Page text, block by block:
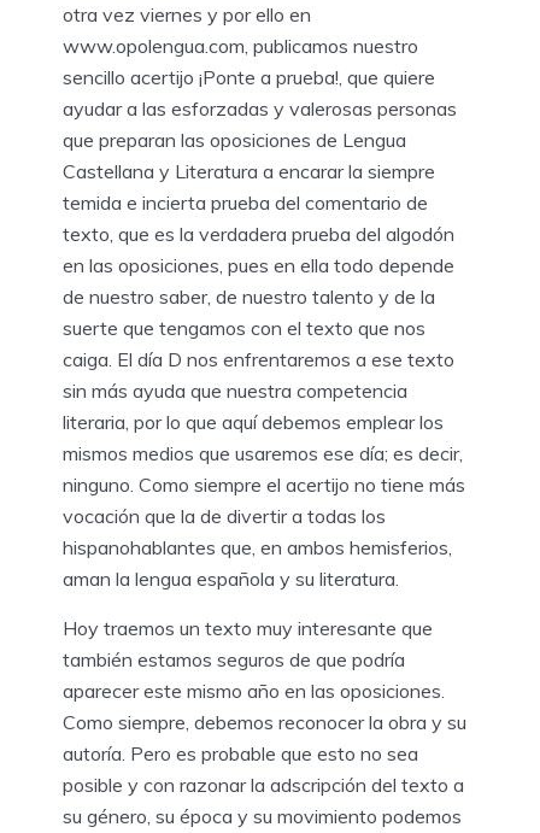
otra vez viernes y por ello en
www.opolengua.com, publicamos nuestro
sencillo acertijo ¡Ponte a prueba!, que quiere
ayudar a las esforzadas y valerosas personas
que preparan las oposiciones de Lengua
Castellana y Literatura a encarar la siempre
temida e incierta prueba del comentario de
texto, que es la verdadera prueba del algodón
en las oposiciones, pues en ella todo depende
de nuestro saber, de nuestro talento y de la
suerte que tengamos con el texto que nos
caiga. El día D nos enfrentaremos a ese texto
sin más ayuda que nuestra competencia
literaria, por lo que aquí debemos emplear los
mismos medios que usaremos ese día; es decir,
ninguno. Como siempre el acertijo no tiene más
vocación que la de divertir a todas los
hispanohablantes que, en ambos hemisferios,
aman la lengua española y su literatura.
Hoy traemos un texto muy interesante que
también estamos seguros de que podría
aparecer este mismo año en las oposiciones.
Como siempre, debemos reconocer la obra y su
autoría. Pero es probable que esto no sea
posible y con razonar la adscripción del texto a
su género, su época y su movimiento podemos